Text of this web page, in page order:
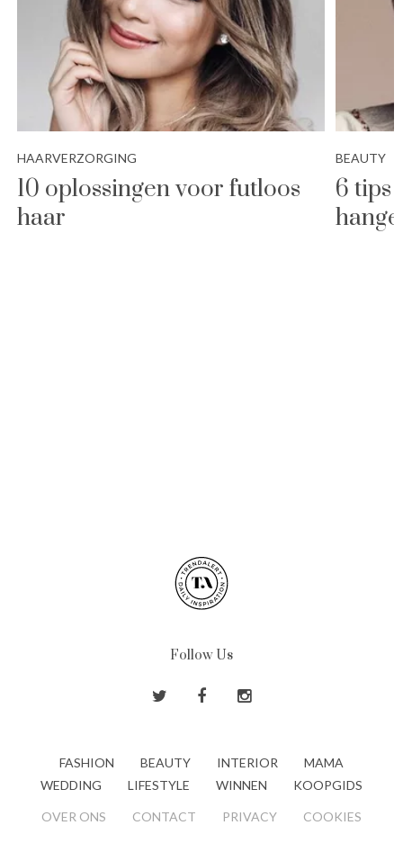
HAARVERZORGING
10 oplossingen voor futloos
haar
BEAUTY
6 tips
Follow Us
FASHION BEAUTY INTERIOR
MAMA
WEDDING
LIFESTYLE WINNEN KOOPGIDS
OVER ONS CONTACT PRIVACY COOKIES